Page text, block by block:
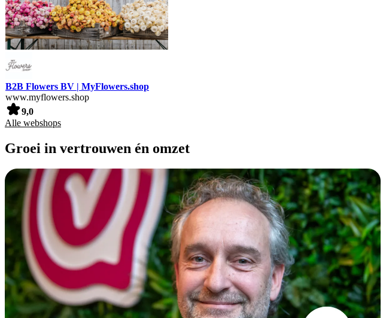
B2B Flowers BV | MyFlowers.shop
www.myflowers.shop
9,0
Alle webshops
Groei in vertrouwen én omzet